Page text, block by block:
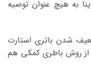
سابرینا به هیچ عنوان توصیه
شدن باتری استارت
از روش باطری کمکی هم